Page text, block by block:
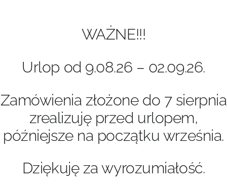
WAŻNE!!!
Urlop od 9.08.26 – 02.09.26.
Zamówienia złożone do 7 sierpnia
zrealizuję przed urlopem,
późniejsze na początku września.
Dziękuję za wyrozumiałość.